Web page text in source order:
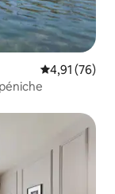
Note
4,91 (76)